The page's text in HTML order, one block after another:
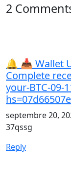
2
🔔 📥 Wallet
Complete
your-BTC-09-
septembre 20,
37qssg
Reply